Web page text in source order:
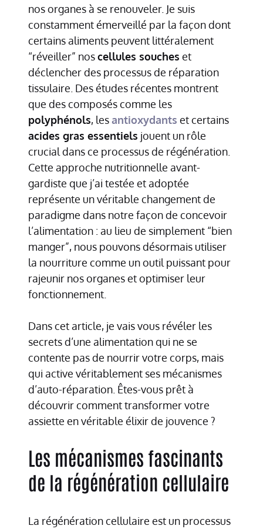
nos organes à se renouveler. Je suis
constamment émerveillé par la façon dont
certains aliments peuvent littéralement
“réveiller” noscellules souches et
déclencher des processus de réparation
tissulaire. Des études récentes montrent
que des composés comme les
polyphénols, lesantioxydants et certains
acides gras essentiels jouent un rôle
crucial dans ce processus de régénération.
Cette approche nutritionnelle avant-
gardiste que j’ai testée et adoptée
représente un véritable changement de
paradigme dans notre façon de concevoir
l’alimentation : au lieu de simplement “bien
manger”, nous pouvons désormais utiliser
la nourriture comme un outil puissant pour
rajeunir nos organes et optimiser leur
fonctionnement.
Dans cet article, je vais vous révéler les
secrets d’une alimentation qui ne se
contente pas de nourrir votre corps, mais
qui active véritablement ses mécanismes
d’auto-réparation. Êtes-vous prêt à
découvrir comment transformer votre
assiette en véritable élixir de jouvence ?
Les mécanismes fascinants
de la régénération cellulaire
La régénération cellulaire est un processus